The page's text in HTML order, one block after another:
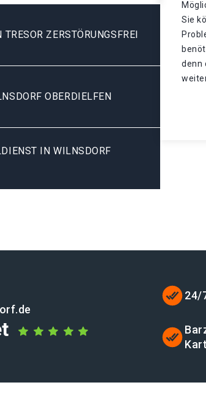
ZERSTÖRUNGSFREI
OBERDIELFEN
IN WILNSDORF
Sie
denn
24/